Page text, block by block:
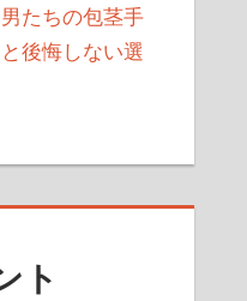
たちの包茎手
後悔しない選
ト